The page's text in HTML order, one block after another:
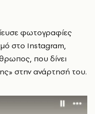
φωτογραφίες
στο Instagram,
που δίνει
στην ανάρτησή του.